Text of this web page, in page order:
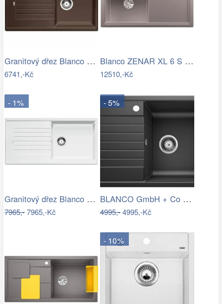
Granitový dřez Blanco ZIA 5 S káva…
6741,-Kč
Blanco ZENAR XL 6 S InFino Silgranit…
12510,-Kč
- 1%
Granitový dřez Blanco ZIA XL 6 S bílá…
7965,-7965,-Kč
- 5%
BLANCO GmbH + Co KG Granitový dřez…
4995,-4995,-Kč
- 10%